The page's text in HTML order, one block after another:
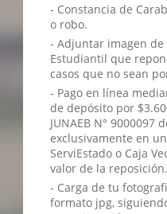
- Constancia de
o robo.
- Adjuntar imagen
Estudiantil que
casos que no sean
- Pago en línea
de depósito por
JUNAEB N° 9000097
exclusivamente en
ServiEstado o Caja
valor de la reposición.
- Carga de tu
formato jpg,